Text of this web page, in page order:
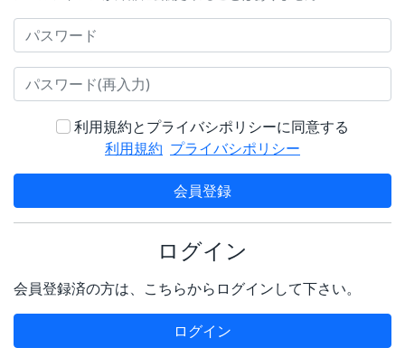
利用規約とプライバシポリシーに同意する
利用規約 プライバシポリシー
会員登録
ログイン
会員登録済の方は、こちらからログインして下さい。
ログイン